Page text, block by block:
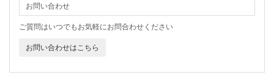
お問い合わせ
ご質問はいつでもお気軽にお問合わせください
お問い合わせはこちら